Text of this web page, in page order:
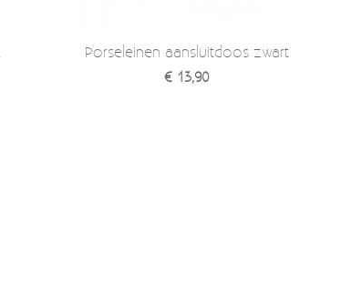
Porseleinen aansluitdoos zwart
€ 13,90